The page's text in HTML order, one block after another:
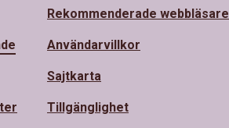
Rekommenderade webbläsare
Användarvillkor
Sajtkarta
Tillgänglighet